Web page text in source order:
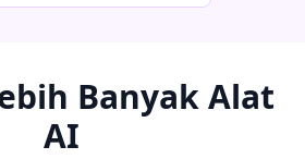
Banyak Alat
AI